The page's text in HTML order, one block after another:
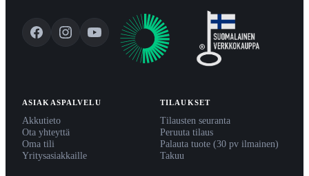
ASIAKASPALVELU
Akkutieto
Ota yhteyttä
Oma tili
Yritysasiakkaille
TILAUKSET
Tilausten seuranta
Peruuta tilaus
Palauta tuote (30 pv ilmainen)
Takuu